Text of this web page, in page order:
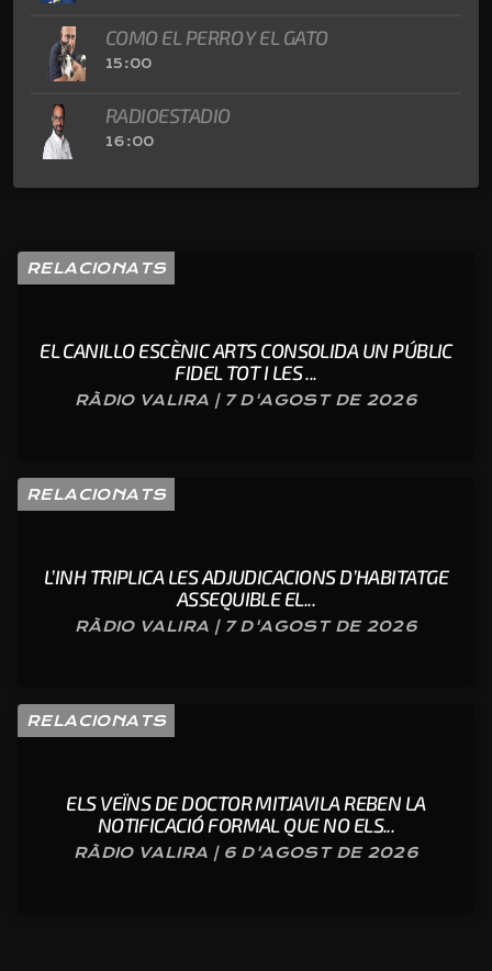
COMO EL PERRO Y EL GATO
15:00
RADIOESTADIO
16:00
RELACIONATS
EL CANILLO ESCÈNIC ARTS CONSOLIDA UN PÚBLIC
FIDEL TOT I LES ...
RÀDIO VALIRA | 7 D'AGOST DE 2026
RELACIONATS
L’INH TRIPLICA LES ADJUDICACIONS D’HABITATGE
ASSEQUIBLE EL...
RÀDIO VALIRA | 7 D'AGOST DE 2026
RELACIONATS
ELS VEÏNS DE DOCTOR MITJAVILA REBEN LA
NOTIFICACIÓ FORMAL QUE NO ELS...
RÀDIO VALIRA | 6 D'AGOST DE 2026